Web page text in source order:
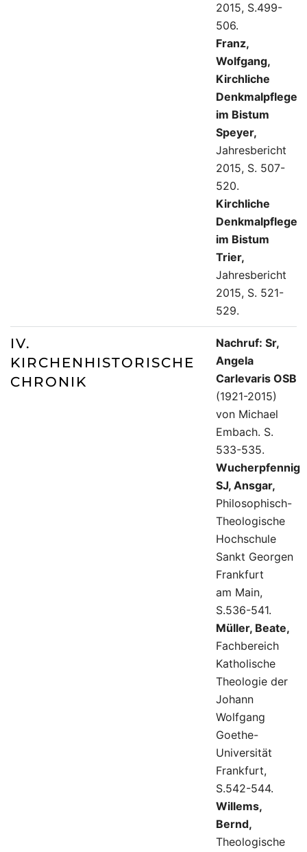
2015, S.499-
506.
Franz,
Wolfgang,
Kirchliche
Denkmalpflege
im Bistum
Speyer,
Jahresbericht
2015, S. 507-
520.
Kirchliche
Denkmalpflege
im Bistum
Trier,
Jahresbericht
2015, S. 521-
529.
IV.
KIRCHENHISTORISCHE
CHRONIK
Nachruf: Sr,
Angela
Carlevaris OSB
(1921-2015)
von Michael
Embach. S.
533-535.
Wucherpfennig
SJ, Ansgar,
Philosophisch-
Theologische
Hochschule
Sankt Georgen
Frankfurt
am Main,
S.536-541.
Müller, Beate,
Fachbereich
Katholische
Theologie der
Johann
Wolfgang
Goethe-
Universität
Frankfurt,
S.542-544.
Willems,
Bernd,
Theologische